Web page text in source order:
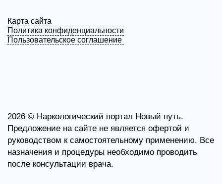
Карта сайта
Политика конфиденциальности
Пользовательское соглашение
2026 © Наркологический портал Новый путь.
Предложение на сайте не является офертой и
руководством к самостоятельному применению. Все
назначения и процедуры необходимо проводить
после консультации врача.